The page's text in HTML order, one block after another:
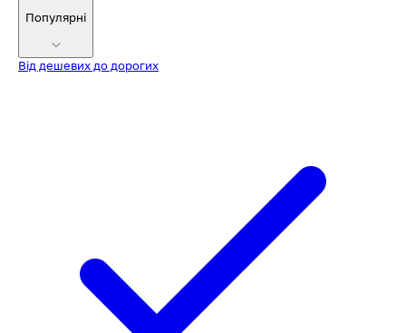
Популярні
Від дешевих до дорогих